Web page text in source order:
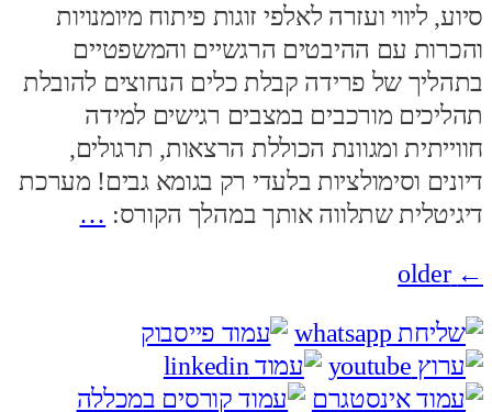
סיוע, ליווי ועזרה לאלפי זוגות פיתוח מיומנויות
והכרות עם ההיבטים הרגשיים והמשפטיים
בתהליך של פרידה קבלת כלים הנחוצים להובלת
תהליכים מורכבים במצבים רגישים למידה
חווייתית ומגוונת הכוללת הרצאות, תרגולים,
דיונים וסימולציות בלעדי רק בגומא גבים! מערכת
דיגיטלית שתלווה אותך במהלך הקורס: …
ניווט
←
older